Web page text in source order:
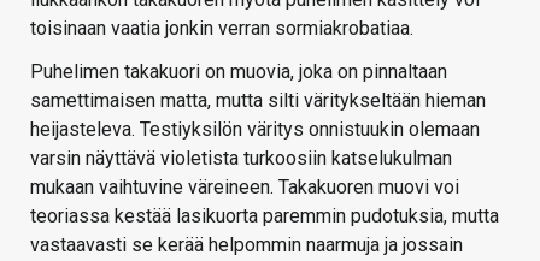
toisinaan vaatia jonkin verran sormiakrobatiaa.
Puhelimen takakuori on muovia, joka on pinnaltaan
samettimaisen matta, mutta silti väritykseltään hieman
heijasteleva. Testiyksilön väritys onnistuukin olemaan
varsin näyttävä violetista turkoosiin katselukulman
mukaan vaihtuvine väreineen. Takakuoren muovi voi
teoriassa kestää lasikuorta paremmin pudotuksia, mutta
vastaavasti se kerää helpommin naarmuja ja jossain